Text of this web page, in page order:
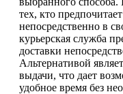
тех, кто
непосредственно в
курьерская служба
доставки
Альтернативой
выдачи, что дает
удобное время без